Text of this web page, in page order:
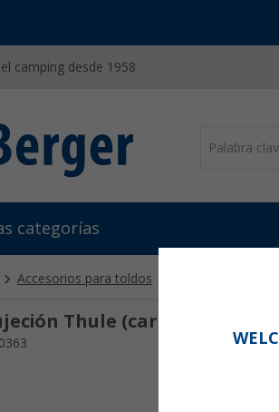
camping desde 1958
categorías
Accesorios para toldos
Thule (carcasa del